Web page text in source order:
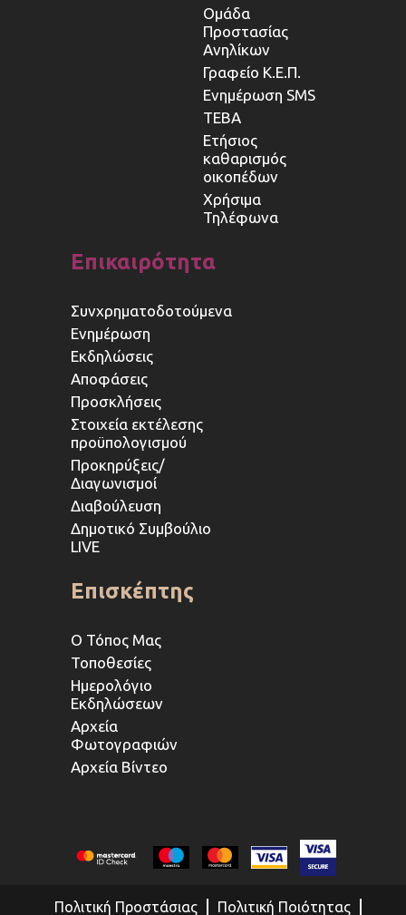
Ομάδα
Προστασίας
Ανηλίκων
Γραφείο Κ.Ε.Π.
Ενημέρωση SMS
ΤΕΒΑ
Ετήσιος
καθαρισμός
οικοπέδων
Χρήσιμα
Τηλέφωνα
Επικαιρότητα
Συνχρηματοδοτούμενα
Ενημέρωση
Εκδηλώσεις
Αποφάσεις
Προσκλήσεις
Στοιχεία εκτέλεσης
προϋπολογισμού
Προκηρύξεις/
Διαγωνισμοί
Διαβούλευση
Δημοτικό Συμβούλιο
LIVE
Επισκέπτης
Ο Τόπος Μας
Τοποθεσίες
Ημερολόγιο
Εκδηλώσεων
Αρχεία
Φωτογραφιών
Αρχεία Βίντεο
Πολιτική Προστάσιας Πολιτική Ποιότητας